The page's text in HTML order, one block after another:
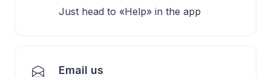
Just head to «Help» in the app
Email us